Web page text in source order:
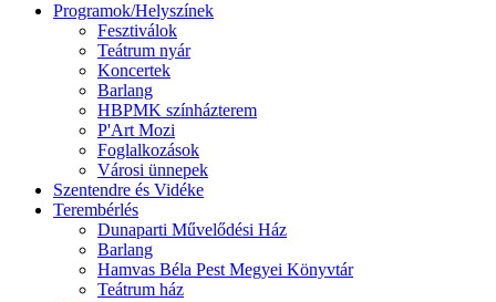
Programok/Helyszínek
Fesztiválok
Teátrum nyár
Koncertek
Barlang
HBPMK színházterem
P'Art Mozi
Foglalkozások
Városi ünnepek
Szentendre és Vidéke
Terembérlés
Dunaparti Művelődési Ház
Barlang
Hamvas Béla Pest Megyei Könyvtár
Teátrum ház